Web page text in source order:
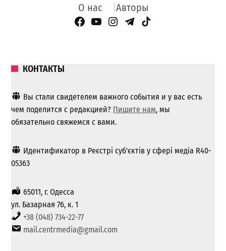
О нас Авторы
Facebook Page
YouTube
Instagram
Telegram
TikTok
КОНТАКТЫ
Вы стали свидетелем важного события и у вас есть
чем поделится с редакцией? Пишите нам, мы
обязательно свяжемся с вами.
Идентификатор в Реєстрі суб'єктів у сфері медіа R40-
05363
65011, г. Одесса
ул. Базарная 76, к. 1
+38 (048) 734-22-77
mail.centrmedia@gmail.com